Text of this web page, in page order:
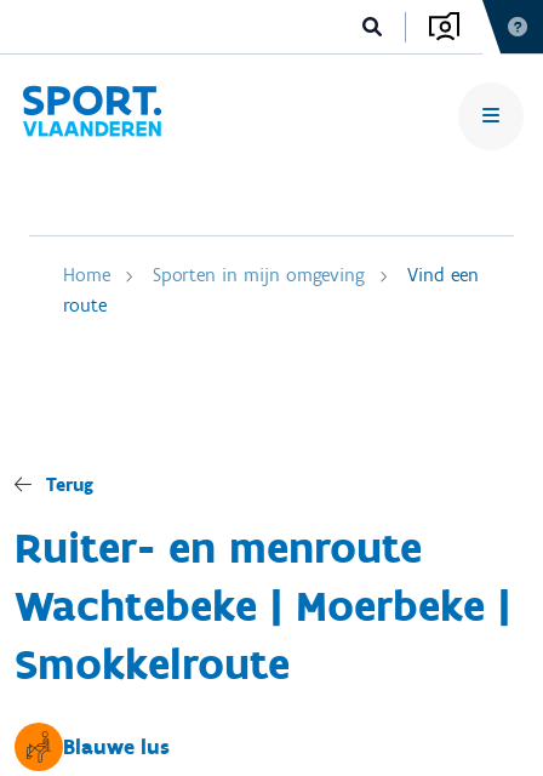
Home Sporten in mijn omgeving
Vind een
route
Terug
Ruiter- en menroute
Wachtebeke | Moerbeke |
Smokkelroute
Blauwe lus